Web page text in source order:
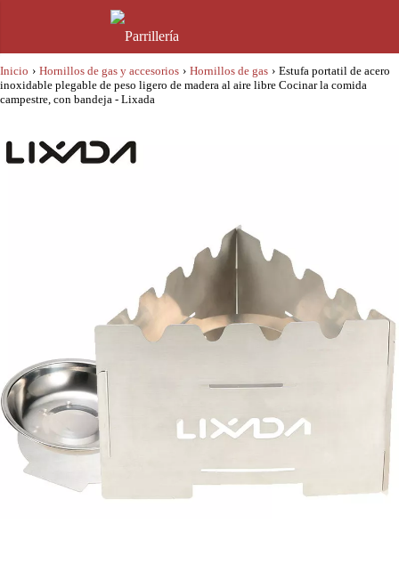
Inicio › Hornillos de gas y accesorios › Hornillos de gas › Estufa portatil de acero
inoxidable plegable de peso ligero de madera al aire libre Cocinar la comida
campestre, con bandeja - Lixada